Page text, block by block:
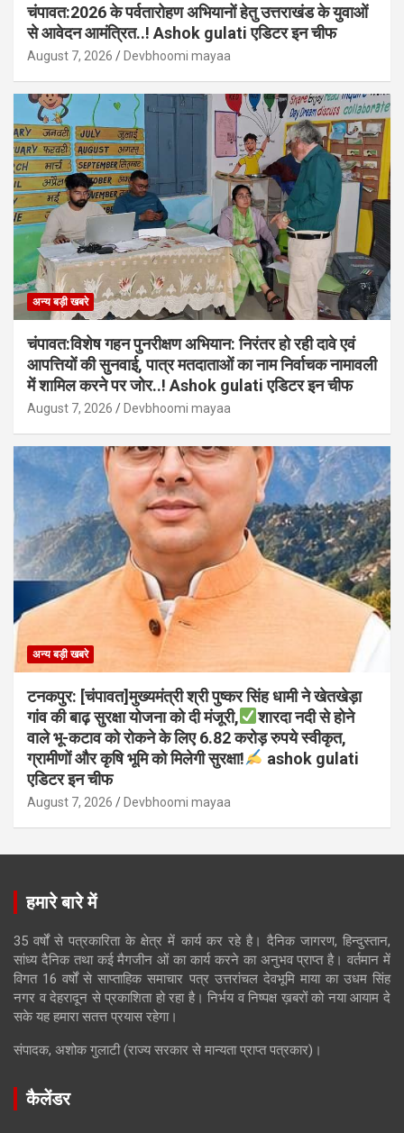
चंपावत:2026 के पर्वतारोहण अभियानों हेतु उत्तराखंड के युवाओं
से आवेदन आमंत्रित..! Ashok gulati एडिटर इन चीफ
August 7, 2026 Devbhoomi mayaa
अन्य बड़ी खबरे
चंपावत:विशेष गहन पुनरीक्षण अभियान: निरंतर हो रही दावे एवं
आपत्तियों की सुनवाई, पात्र मतदाताओं का नाम निर्वाचक नामावली
में शामिल करने पर जोर..! Ashok gulati एडिटर इन चीफ
August 7, 2026 Devbhoomi mayaa
अन्य बड़ी खबरे
टनकपुर: [चंपावत]मुख्यमंत्री श्री पुष्कर सिंह धामी ने खेतखेड़ा
गांव की बाढ़ सुरक्षा योजना को दी मंजूरी,
शारदा नदी से होने
वाले भू-कटाव को रोकने के लिए 6.82 करोड़ रुपये स्वीकृत,
ग्रामीणों और कृषि भूमि को मिलेगी सुरक्षा!
ashok gulati
एडिटर इन चीफ
August 7, 2026 Devbhoomi mayaa
हमारे बारे में
35 वर्षों से पत्रकारिता के क्षेत्र में कार्य कर रहे है। दैनिक जागरण, हिन्दुस्तान,
सांध्य दैनिक तथा कई मैगजीन ओं का कार्य करने का अनुभव प्राप्त है। वर्तमान में
विगत 16 वर्षों से साप्ताहिक समाचार पत्र उत्तरांचल देवभूमि माया का उधम सिंह
नगर व देहरादून से प्रकाशिता हो रहा है। निर्भय व निष्पक्ष ख़बरों को नया आयाम दे
सके यह हमारा सतत्त प्रयास रहेगा।
संपादक, अशोक गुलाटी (राज्य सरकार से मान्यता प्राप्त पत्रकार)।
कैलेंडर